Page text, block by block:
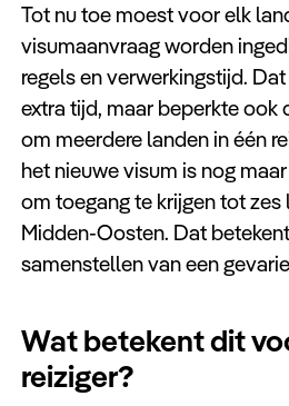
Tot nu toe moest voor elk
visumaanvraag worden
regels en verwerkingstijd.
extra tijd, maar beperkte ook
om meerdere landen in één
het nieuwe visum is nog
om toegang te krijgen tot zes
Midden-Oosten. Dat
samenstellen van een
Wat betekent dit
reiziger?